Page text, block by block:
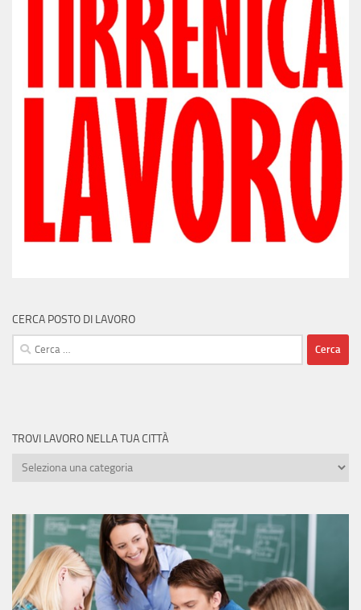
CERCA POSTO DI LAVORO
Ricerca
per:
TROVI LAVORO NELLA TUA CITTÀ
Trovi
tua
città